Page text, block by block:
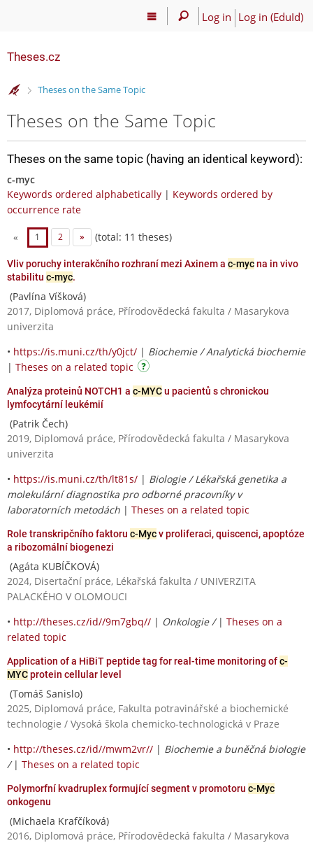
Log in Log in (EduId)
Theses.cz
>
Theses on the Same Topic
Theses on the Same Topic
Theses on the same topic (having an identical keyword):
c-myc
Keywords ordered alphabetically | Keywords ordered by
occurrence rate
« 1 2 » (total: 11 theses)
Vliv poruchy interakčního rozhraní mezi Axinem a c-mycna in vivo
stabilitu c-myc.
(Pavlína Víšková)
2017, Diplomová práce, Přírodovědecká fakulta / Masarykova
univerzita
• https://is.muni.cz/th/y0jct/ | Biochemie / Analytická biochemie
| Theses on a related topic
Analýza proteinů NOTCH1 a c-MYCu pacientů s chronickou
lymfocytární leukémií
(Patrik Čech)
2019, Diplomová práce, Přírodovědecká fakulta / Masarykova
univerzita
• https://is.muni.cz/th/lt81s/ | Biologie / Lékařská genetika a
molekulární diagnostika pro odborné pracovníky v
laboratorních metodách | Theses on a related topic
Role transkripčního faktoru c-Mycv proliferaci, quiscenci, apoptóze
a ribozomální biogenezi
(Agáta KUBÍČKOVÁ)
2024, Disertační práce, Lékařská fakulta / UNIVERZITA
PALACKÉHO V OLOMOUCI
• http://theses.cz/id//9m7gbq// | Onkologie / | Theses on a
related topic
Application of a HiBiT peptide tag for real-time monitoring ofc-
MYCprotein cellular level
(Tomáš Sanislo)
2025, Diplomová práce, Fakulta potravinářské a biochemické
technologie / Vysoká škola chemicko-technologická v Praze
• http://theses.cz/id//mwm2vr// | Biochemie a buněčná biologie
/ | Theses on a related topic
Polymorfní kvadruplex formující segment v promotoru c-Myc
onkogenu
(Michaela Krafčíková)
2016, Diplomová práce, Přírodovědecká fakulta / Masarykova